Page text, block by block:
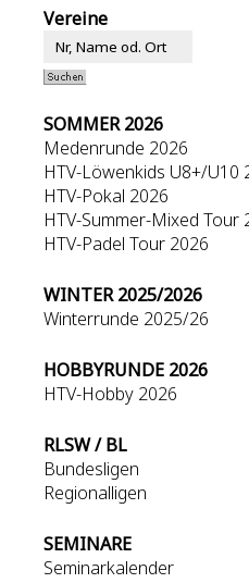
Vereine
SOMMER 2026
Medenrunde 2026
HTV-Löwenkids U8+/U10
HTV-Pokal 2026
HTV-Summer-Mixed Tour
HTV-Padel Tour 2026
WINTER 2025/2026
Winterrunde 2025/26
HOBBYRUNDE 2026
HTV-Hobby 2026
RLSW / BL
Bundesligen
Regionalligen
SEMINARE
Seminarkalender